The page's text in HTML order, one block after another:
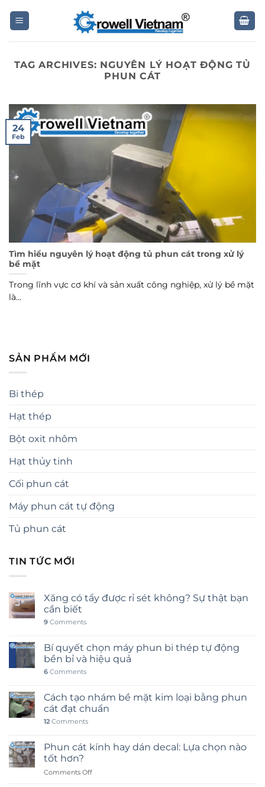
TAG ARCHIVES: NGUYÊN LÝ HOẠT ĐỘNG TỦ
PHUN CÁT
SẢN PHẨM MỚI
Bi thép
Hạt thép
Bột oxit nhôm
Hạt thủy tinh
Cối phun cát
Máy phun cát tự động
Tủ phun cát
TIN TỨC MỚI
Xăng có tẩy được rỉ sét không? Sự thật bạn
cần biết
9 Comments
Bí quyết chọn máy phun bi thép tự động
bền bỉ và hiệu quả
6 Comments
Cách tạo nhám bề mặt kim loại bằng phun
cát đạt chuẩn
12Comments
Phun cát kính hay dán decal: Lựa chọn nào
tốt hơn?
Comments Offon
Tìm hiểu nguyên lý hoạt động tủ phun cát trong xử lý
bề mặt
Trong lĩnh vực cơ khí và sản xuất công nghiệp, xử lý bề mặt
là...
24
Feb